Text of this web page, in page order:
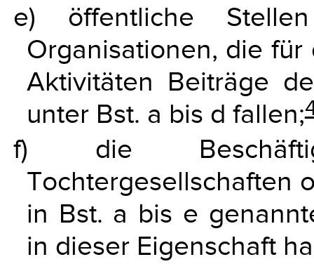
e) öffentliche
Organisationen, die
Aktivitäten Beiträge
unter Bst. a bis d fallen;
f) die
Tochtergesellschaften
in Bst. a bis e
in dieser Eigenschaft